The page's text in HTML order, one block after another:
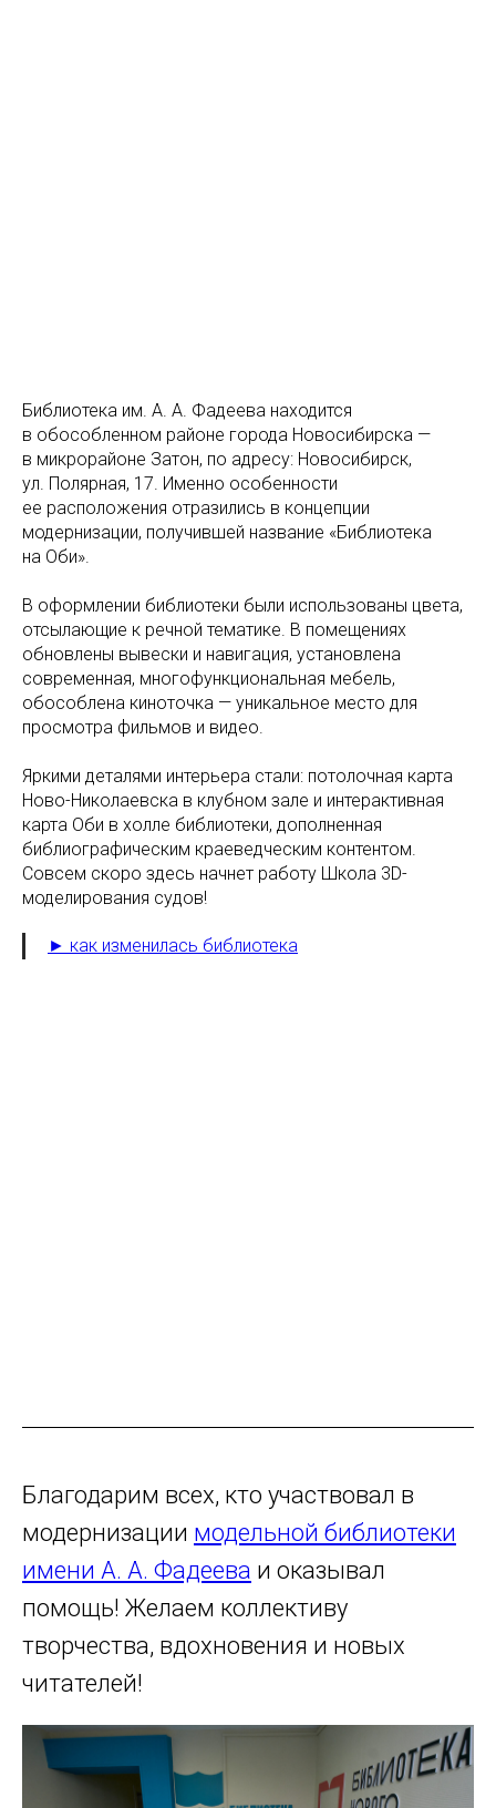
Библиотека им. А. А. Фадеева находится
в обособленном районе города Новосибирска —
в микрорайоне Затон, по адресу: Новосибирск,
ул. Полярная, 17. Именно особенности
ее расположения отразились в концепции
модернизации, получившей название «Библиотека
на Оби».
В оформлении библиотеки были использованы цвета,
отсылающие к речной тематике. В помещениях
обновлены вывески и навигация, установлена
современная, многофункциональная мебель,
обособлена киноточка — уникальное место для
просмотра фильмов и видео.
Яркими деталями интерьера стали: потолочная карта
Ново-Николаевска в клубном зале и интерактивная
карта Оби в холле библиотеки, дополненная
библиографическим краеведческим контентом.
Совсем скоро здесь начнет работу Школа 3D-
моделирования судов!
► как изменилась библиотека
Благодарим всех, кто участвовал в
модернизации модельной библиотеки
имени А. А. Фадеева и оказывал
помощь! Желаем коллективу
творчества, вдохновения и новых
читателей!